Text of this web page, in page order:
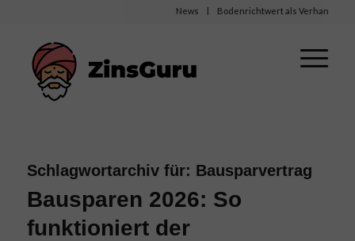
News Bodenrichtwert als
Schlagwortarchiv für: Bausparvertrag
Bausparen 2026: So
funktioniert der